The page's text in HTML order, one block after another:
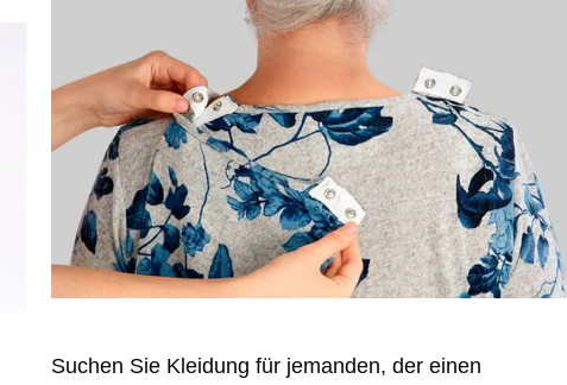
Suchen Sie Kleidung für jemanden, der einen